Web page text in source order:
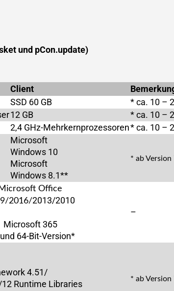
und pCon.update)
Client
SSD 60 GB
* ca. 10 –
12 GB
* ca. 10 –
2,4 GHz-Mehrkernprozessoren* ca. 10 –
Microsoft
Windows 10
Microsoft
Windows 8.1**
* ab Version
Microsoft Office
2016/2013/2010
Microsoft 365
64-Bit-Version*
–
4.51/
Runtime Libraries
* ab Version